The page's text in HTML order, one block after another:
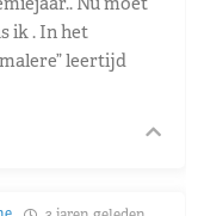
ik . In het
leertijd